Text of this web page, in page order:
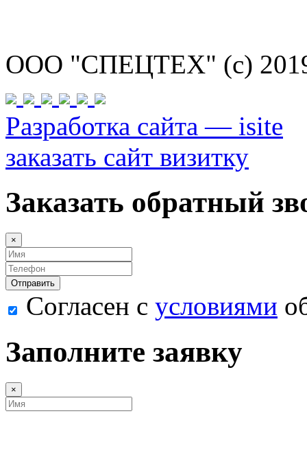
ООО "СПЕЦТЕХ" (с)
Разработка сайта — isite
заказать сайт визитку
Заказать обратный
×
Согласен с условиями
Заполните заявку
×